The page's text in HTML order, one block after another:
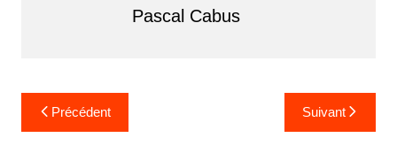
Pascal Cabus
a
Précédent Suivant